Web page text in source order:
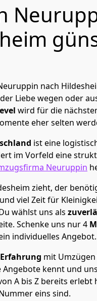
nach
Liebe wegen oder
wird für die
eher selten
ist eine
im Vorfeld eine
Neuruppin
zieht, der
viel Zeit für
wählst uns als
Schenke uns nur4
individuelles Angebot.
mit
Angebote kennt und
A bis Z bereits erlebt
eins sind.